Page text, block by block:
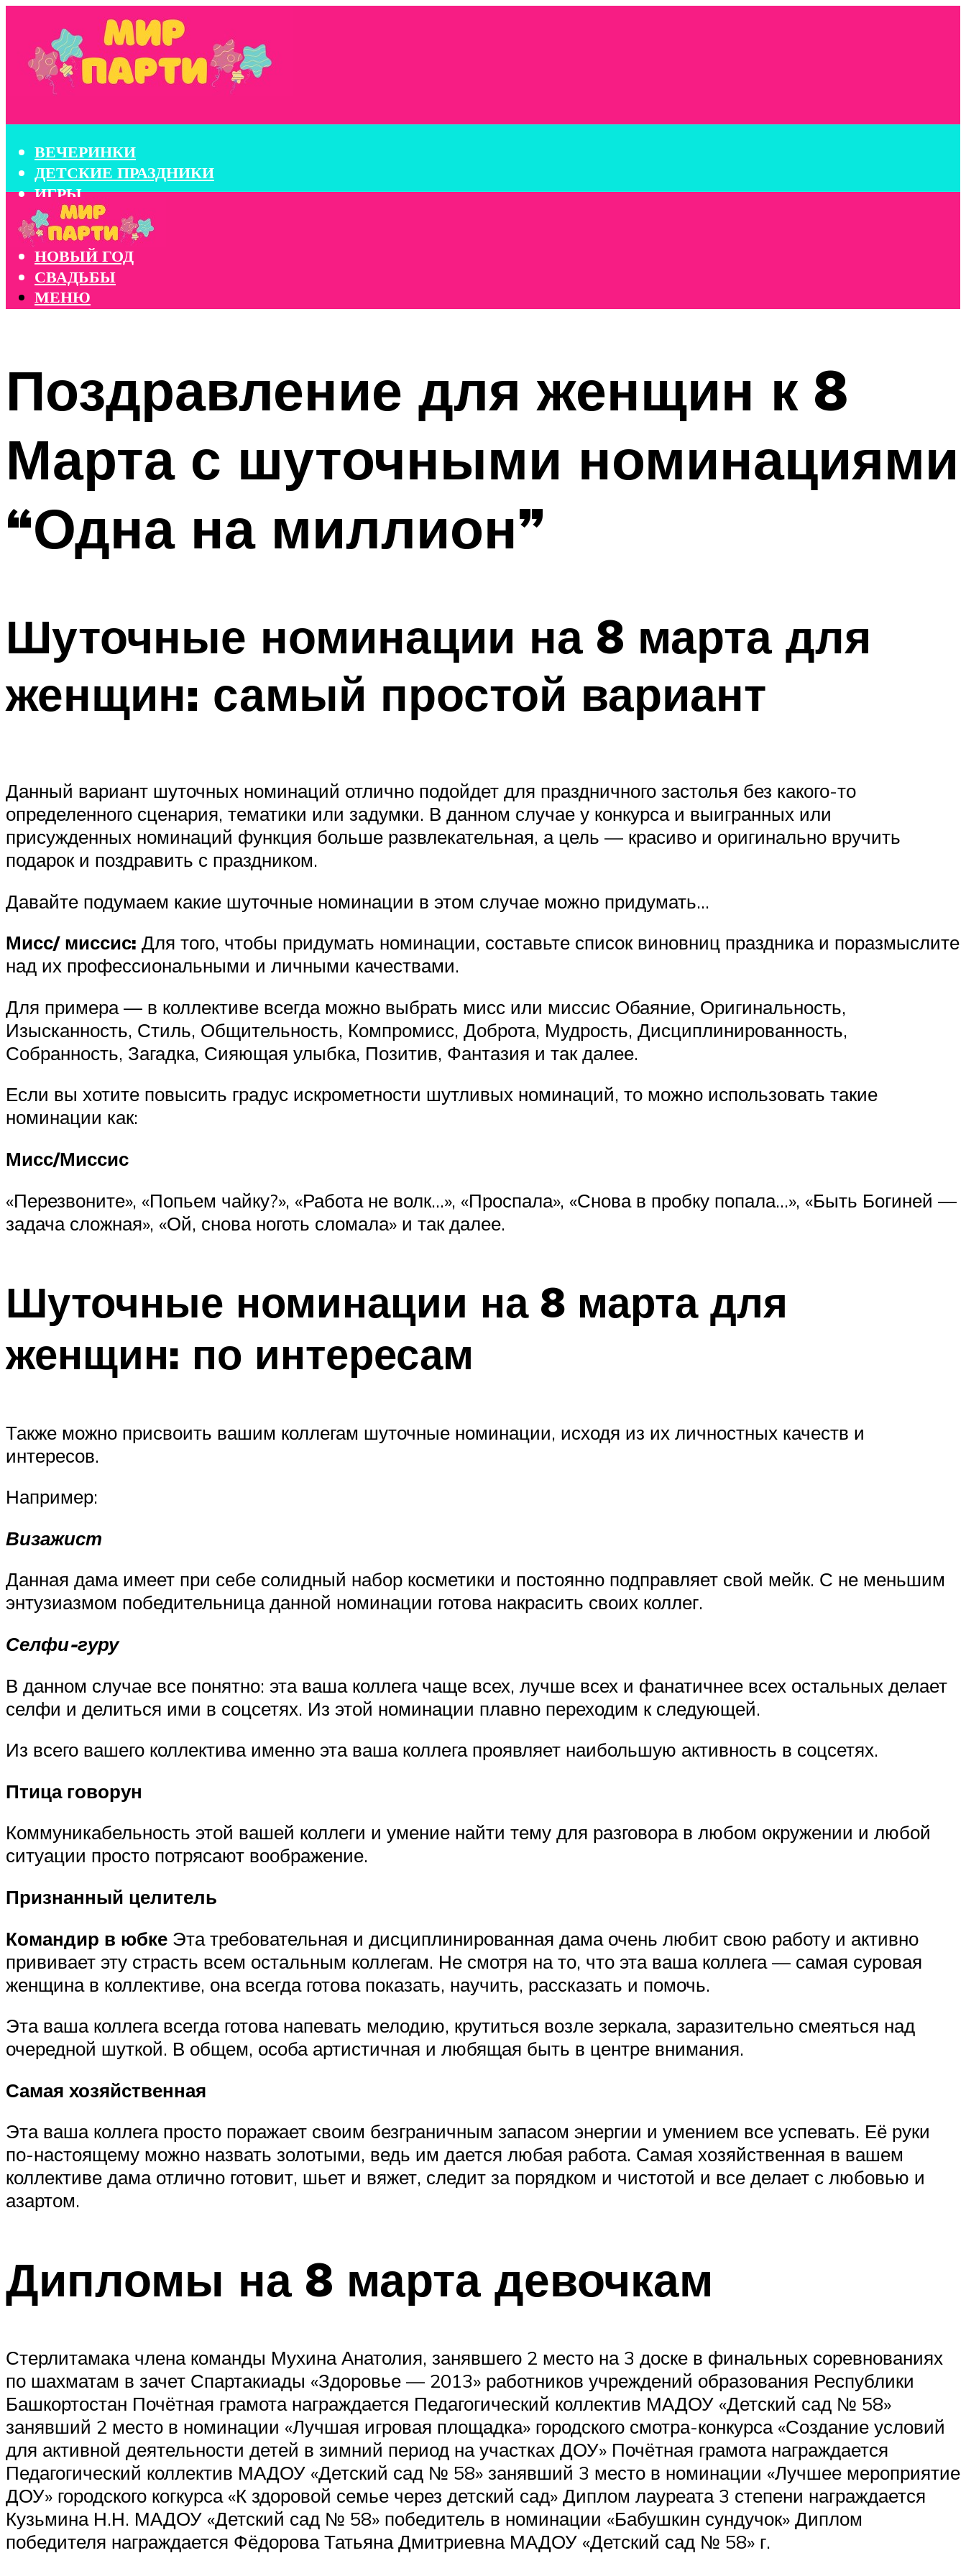
ВЕЧЕРИНКИ
ДЕТСКИЕ ПРАЗДНИКИ
ИГРЫ
КОНКУРСЫ
КОРПОРАТИВЫ
НОВЫЙ ГОД
СВАДЬБЫ
МЕНЮ
Поздравление для женщин к 8
Марта с шуточными номинациями
“Одна на миллион”
Шуточные номинации на 8 марта для
женщин: самый простой вариант
Данный вариант шуточных номинаций отлично подойдет для праздничного застолья без какого-то
определенного сценария, тематики или задумки. В данном случае у конкурса и выигранных или
присужденных номинаций функция больше развлекательная, а цель — красиво и оригинально вручить
подарок и поздравить с праздником.
Давайте подумаем какие шуточные номинации в этом случае можно придумать…
Мисс/ миссис: Для того, чтобы придумать номинации, составьте список виновниц праздника и поразмыслите
над их профессиональными и личными качествами.
Для примера — в коллективе всегда можно выбрать мисс или миссис Обаяние, Оригинальность,
Изысканность, Стиль, Общительность, Компромисс, Доброта, Мудрость, Дисциплинированность,
Собранность, Загадка, Сияющая улыбка, Позитив, Фантазия и так далее.
Если вы хотите повысить градус искрометности шутливых номинаций, то можно использовать такие
номинации как:
Мисс/Миссис
«Перезвоните», «Попьем чайку?», «Работа не волк…», «Проспала», «Снова в пробку попала…», «Быть Богиней —
задача сложная», «Ой, снова ноготь сломала» и так далее.
Шуточные номинации на 8 марта для
женщин: по интересам
Также можно присвоить вашим коллегам шуточные номинации, исходя из их личностных качеств и
интересов.
Например:
Визажист
Данная дама имеет при себе солидный набор косметики и постоянно подправляет свой мейк. С не меньшим
энтузиазмом победительница данной номинации готова накрасить своих коллег.
Селфи-гуру
В данном случае все понятно: эта ваша коллега чаще всех, лучше всех и фанатичнее всех остальных делает
селфи и делиться ими в соцсетях. Из этой номинации плавно переходим к следующей.
Из всего вашего коллектива именно эта ваша коллега проявляет наибольшую активность в соцсетях.
Птица говорун
Коммуникабельность этой вашей коллеги и умение найти тему для разговора в любом окружении и любой
ситуации просто потрясают воображение.
Признанный целитель
Командир в юбке Эта требовательная и дисциплинированная дама очень любит свою работу и активно
прививает эту страсть всем остальным коллегам. Не смотря на то, что эта ваша коллега — самая суровая
женщина в коллективе, она всегда готова показать, научить, рассказать и помочь.
Эта ваша коллега всегда готова напевать мелодию, крутиться возле зеркала, заразительно смеяться над
очередной шуткой. В общем, особа артистичная и любящая быть в центре внимания.
Самая хозяйственная
Эта ваша коллега просто поражает своим безграничным запасом энергии и умением все успевать. Её руки
по-настоящему можно назвать золотыми, ведь им дается любая работа. Самая хозяйственная в вашем
коллективе дама отлично готовит, шьет и вяжет, следит за порядком и чистотой и все делает с любовью и
азартом.
Дипломы на 8 марта девочкам
Стерлитамака члена команды Мухина Анатолия, занявшего 2 место на 3 доске в финальных соревнованиях
по шахматам в зачет Спартакиады «Здоровье — 2013» работников учреждений образования Республики
Башкортостан Почётная грамота награждается Педагогический коллектив МАДОУ «Детский сад № 58»
занявший 2 место в номинации «Лучшая игровая площадка» городского смотра-конкурса «Создание условий
для активной деятельности детей в зимний период на участках ДОУ» Почётная грамота награждается
Педагогический коллектив МАДОУ «Детский сад № 58» занявший 3 место в номинации «Лучшее мероприятие
ДОУ» городского когкурса «К здоровой семье через детский сад» Диплом лауреата 3 степени награждается
Кузьмина Н.Н. МАДОУ «Детский сад № 58» победитель в номинации «Бабушкин сундучок» Диплом
победителя награждается Фёдорова Татьяна Дмитриевна МАДОУ «Детский сад № 58» г.